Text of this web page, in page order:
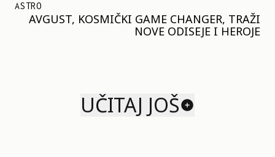
ASTRO
AVGUST, KOSMIČKI GAME CHANGER, TRAŽI
NOVE ODISEJE I HEROJE
UČITAJ JOŠ